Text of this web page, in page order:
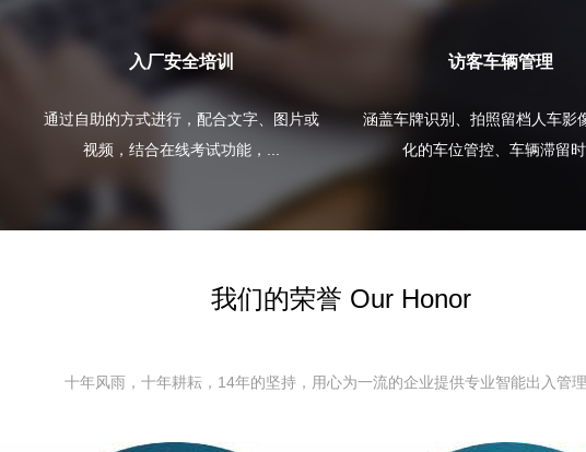
入厂安全培训
通过自助的方式进行，配合文字、图片或
视频，结合在线考试功能，...
访客车辆管理
涵盖车牌识别、拍照留档人车影
化的车位管控、车辆滞留
我们的荣誉 Our Honor
十年风雨，十年耕耘，14年的坚持，用心为一流的企业提供专业智能出入管